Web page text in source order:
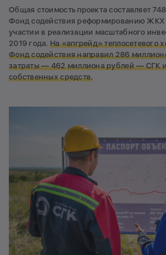
Общая стоимость проекта составляет
Фонд содействия реформированию ЖКХ
участии в реализации масштабного
2019 года. На «апгрейд» теплосетевого
Фонд содействия направил 286
затраты — 462 миллиона рублей — СГК
собственных средств.